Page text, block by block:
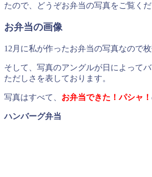
たので、どうぞお弁当の写真をご覧くだ
お弁当の画像
12月に私が作ったお弁当の写真なので枚
そして、写真のアングルが日によって
ただしさを表しております。
写真はすべて、 お弁当できた！パシャ！
ハンバーグ弁当